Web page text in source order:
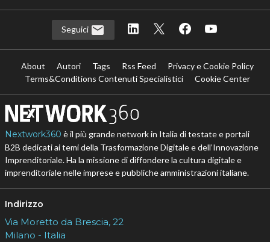
Seguici
About Autori Tags Rss Feed
Privacy e Cookie Policy
Terms&Conditions Contenuti Specialistici
Cookie Center
Nextwork360 è il più grande network in Italia di testate e portali
B2B dedicati ai temi della Trasformazione Digitale e dell’Innovazione
Imprenditoriale. Ha la missione di diffondere la cultura digitale e
imprenditoriale nelle imprese e pubbliche amministrazioni italiane.
Indirizzo
Via Moretto da Brescia, 22
Milano - Italia